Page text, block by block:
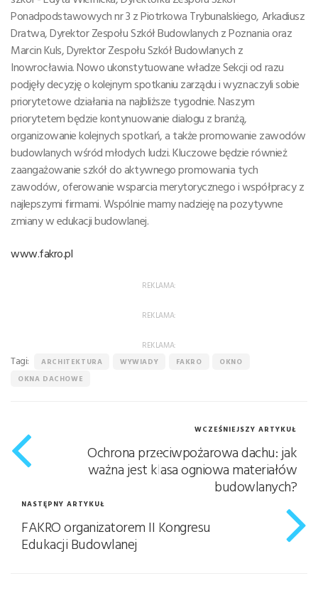
Ponadpodstawowych nr 3 z Piotrkowa Trybunalskiego, Arkadiusz
Dratwa, Dyrektor Zespołu Szkół Budowlanych z Poznania oraz
Marcin Kuls, Dyrektor Zespołu Szkół Budowlanych z
Inowrocławia. Nowo ukonstytuowane władze Sekcji od razu
podjęły decyzję o kolejnym spotkaniu zarządu i wyznaczyli sobie
priorytetowe działania na najbliższe tygodnie. Naszym
priorytetem będzie kontynuowanie dialogu z branżą,
organizowanie kolejnych spotkań, a także promowanie zawodów
budowlanych wśród młodych ludzi. Kluczowe będzie również
zaangażowanie szkół do aktywnego promowania tych
zawodów, oferowanie wsparcia merytorycznego i współpracy z
najlepszymi firmami. Wspólnie mamy nadzieję na pozytywne
zmiany w edukacji budowlanej.
www.fakro.pl
REKLAMA:
REKLAMA:
REKLAMA:
Tagi: ARCHITEKTURA WYWIADY FAKRO
OKNO
OKNA DACHOWE
WCZEŚNIEJSZY ARTYKUŁ
Ochrona przeciwpożarowa dachu: jak
ważna jest klasa ogniowa materiałów
budowlanych?
NASTĘPNY ARTYKUŁ
FAKRO organizatorem II Kongresu
Edukacji Budowlanej